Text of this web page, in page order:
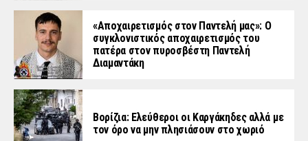
«Aποχαιρετισμός στον Παντελή μας»: Ο
συγκλονιστικός αποχαιρετισμός του
πατέρα στον πυροσβέστη Παντελή
Διαμαντάκη
Βορίζια: Ελεύθεροι οι Καργάκηδες αλλά με
τον όρο να μην πλησιάσουν στο χωριό